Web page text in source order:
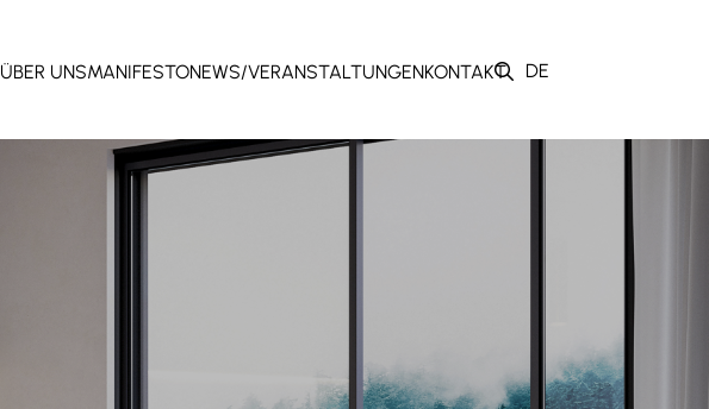
ÜBER UNSMANIFESTONEWS/VERANSTALTUNGENKONTAKT DE